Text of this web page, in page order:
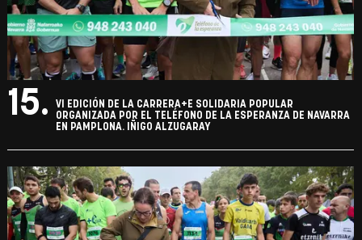
15.
VI EDICIÓN DE LA CARRERA+E SOLIDARIA POPULAR
ORGANIZADA POR EL TELÉFONO DE LA ESPERANZA DE NAVARRA
EN PAMPLONA. IÑIGO ALZUGARAY